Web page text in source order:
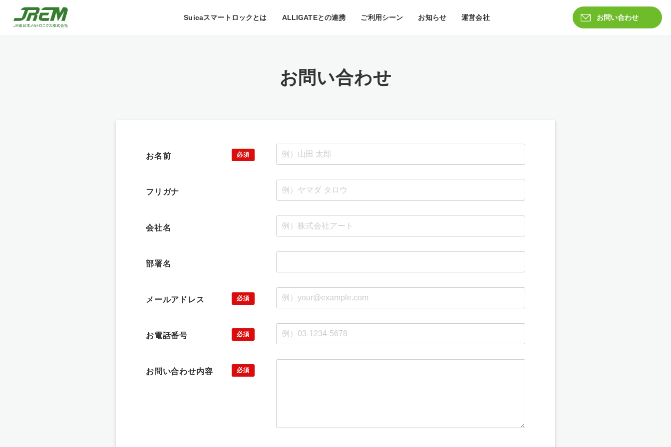
Suicaスマートロックとは ALLIGATEとの連携 ご利用シーン お知らせ 運営会社 お問い合わせ
お問い合わせ
お名前 必須
フリガナ
会社名
部署名
メールアドレス 必須
お電話番号 必須
お問い合わせ内容 必須